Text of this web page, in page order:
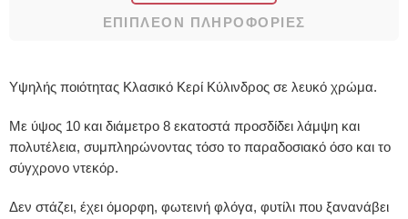
ΕΠΙΠΛΈΟΝ ΠΛΗΡΟΦΟΡΊΕΣ
Υψηλής ποιότητας Κλασικό Κερί Κύλινδρος σε λευκό χρώμα.
Με ύψος 10 και διάμετρο 8 εκατοστά προσδίδει λάμψη και
πολυτέλεια, συμπληρώνοντας τόσο το παραδοσιακό όσο και το
σύγχρονο ντεκόρ.
Δεν στάζει, έχει όμορφη, φωτεινή φλόγα, φυτίλι που ξανανάβει